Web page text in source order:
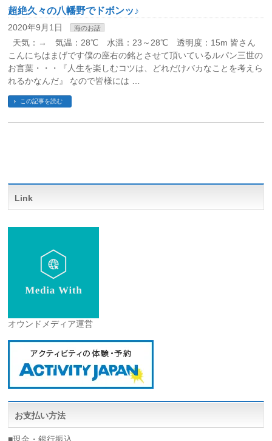
超絶久々の八幡野でドボンッ♪
2020年9月1日 海のお話
天気：→ 気温：28℃ 水温：23～28℃ 透明度：15m 皆さん
こんにちはまげです僕の座右の銘とさせて頂いているルパン三世の
お言葉・・・『人生を楽しむコツは、どれだけバカなことを考えら
れるかなんだ』 なので皆様には …
この記事を読む
Link
オウンドメディア運営
お支払い方法